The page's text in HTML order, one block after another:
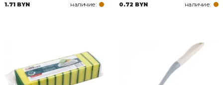
1.71 BYN наличие: 0.72 BYN наличие: